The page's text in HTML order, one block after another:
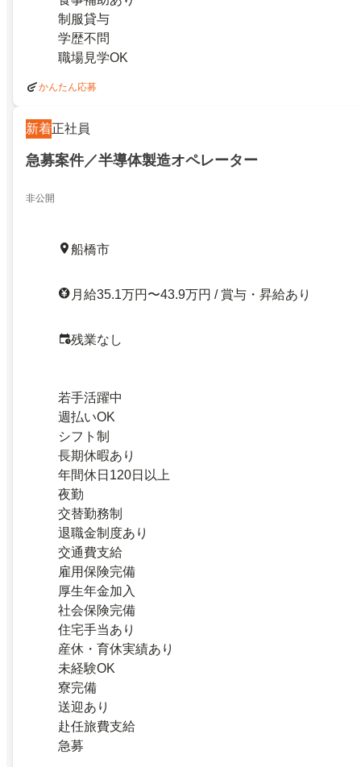
制服貸与
学歴不問
職場見学OK
かんたん応募
新着正社員
急募案件／半導体製造オペレーター
非公開
船橋市
月給35.1万円〜43.9万円 / 賞与・昇給あり
残業なし
若手活躍中
週払いOK
シフト制
長期休暇あり
年間休日120日以上
夜勤
交替勤務制
退職金制度あり
交通費支給
雇用保険完備
厚生年金加入
社会保険完備
住宅手当あり
産休・育休実績あり
未経験OK
寮完備
送迎あり
赴任旅費支給
急募